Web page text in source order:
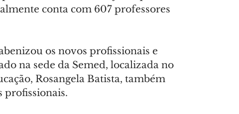
conta com 607 professores
os novos profissionais e
na sede da Semed, localizada no
Rosangela Batista, também
profissionais.